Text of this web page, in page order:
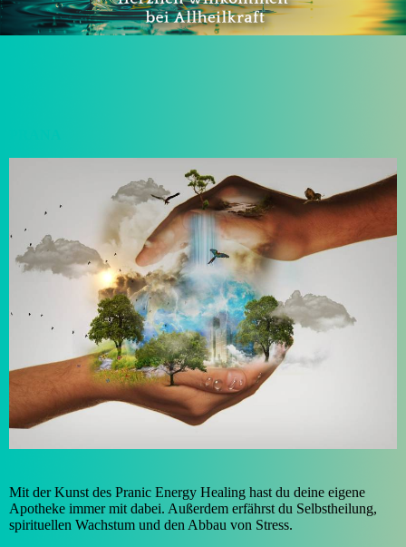
Mit der Kunst des Pranic Energy Healing hast du deine eigene
Apotheke immer mit dabei. Außerdem erfährst du Selbstheilung,
spirituellen Wachstum und den Abbau von Stress.